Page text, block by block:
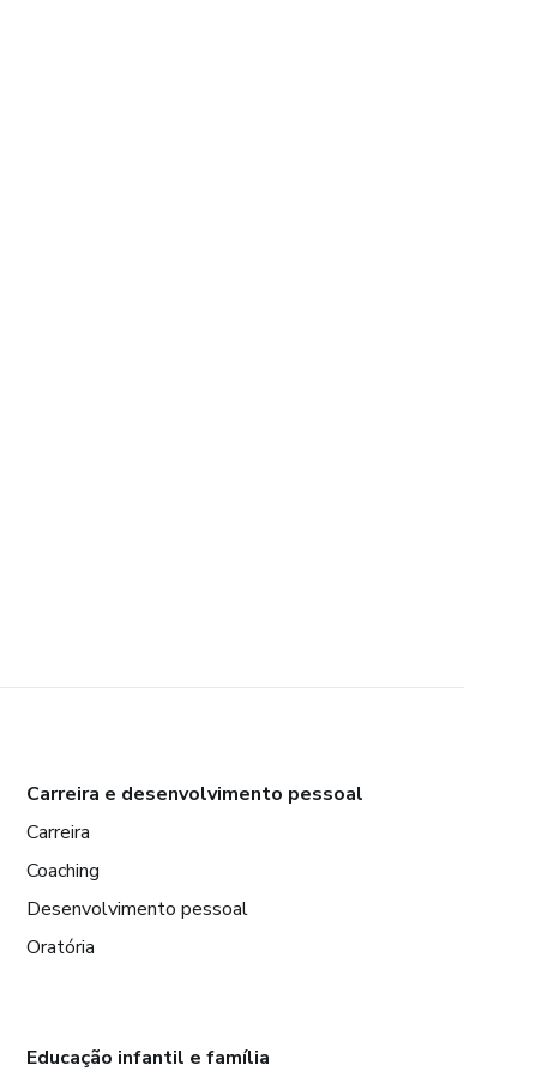
Carreira e desenvolvimento pessoal
Carreira
Coaching
Desenvolvimento pessoal
Oratória
Educação infantil e família